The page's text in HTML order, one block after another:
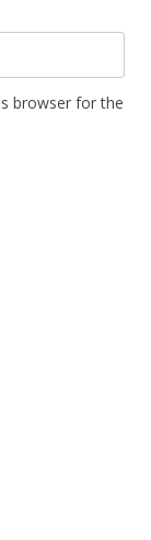
browser for the